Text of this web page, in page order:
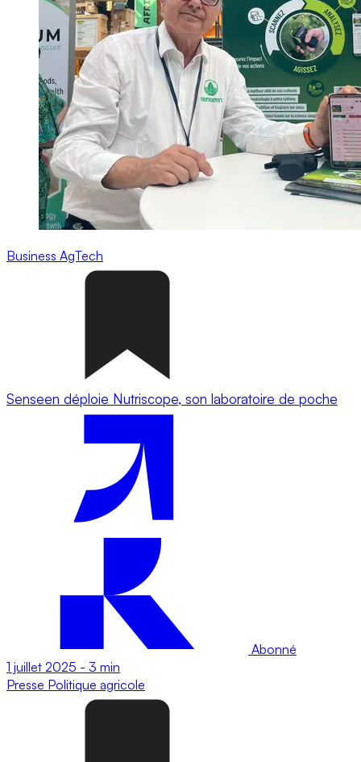
Business AgTech
Senseen déploie Nutriscope, son laboratoire de poche
Abonné
1 juillet 2025 - 3 min
Presse Politique agricole